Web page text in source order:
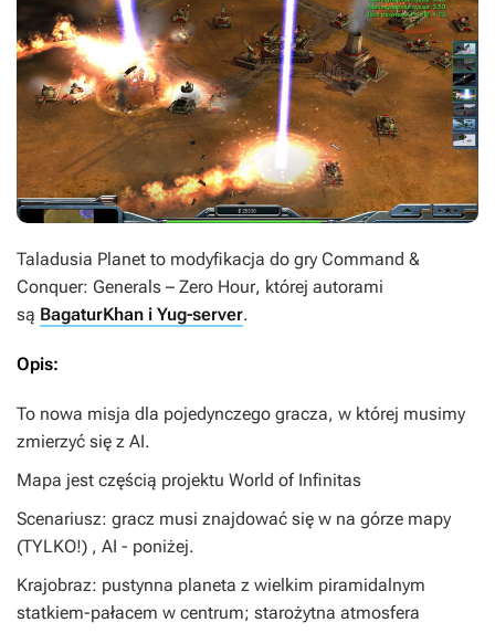
Taladusia Planet to modyfikacja do gry Command &
Conquer: Generals – Zero Hour, której autorami
są BagaturKhan i Yug-server.
Opis:
To nowa misja dla pojedynczego gracza, w której musimy
zmierzyć się z AI.
Mapa jest częścią projektu World of Infinitas
Scenariusz: gracz musi znajdować się w na górze mapy
(TYLKO!) , AI - poniżej.
Krajobraz: pustynna planeta z wielkim piramidalnym
statkiem-pałacem w centrum; starożytna atmosfera